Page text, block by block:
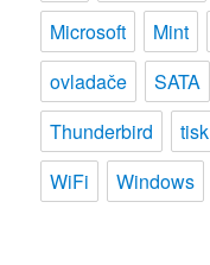
Microsoft
Mint
ovladače
SATA
Thunderbird
tisk
WiFi
Windows